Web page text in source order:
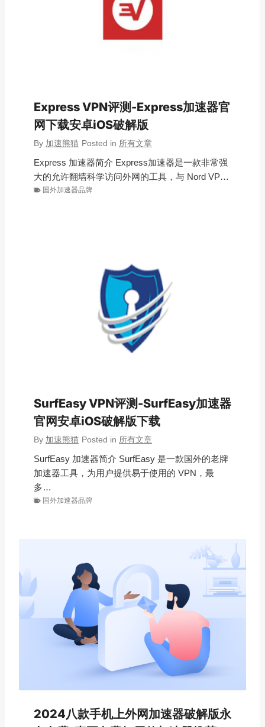
Express VPN评测-Express加速器官
网下载安卓iOS破解版
By 加速熊猫 Posted in 所有文章
Express 加速器简介 Express加速器是一款非常强
大的允许翻墙科学访问外网的工具，与 Nord VP…
国外加速器品牌
SurfEasy VPN评测-SurfEasy加速器
官网安卓iOS破解版下载
By 加速熊猫 Posted in 所有文章
SurfEasy 加速器简介 SurfEasy 是一款国外的老牌
加速器工具，为用户提供易于使用的 VPN，最
多…
国外加速器品牌
2024八款手机上外网加速器破解版永